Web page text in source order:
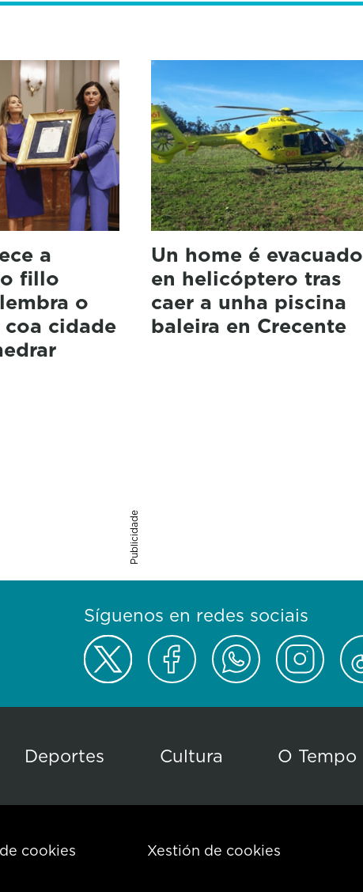
a
fillo
o
cidade
Un home é evacuado
en helicóptero tras
caer a unha piscina
baleira en Crecente
Publicidade
Síguenos en redes sociais
Deportes Cultura O Tempo
cookies Xestión de cookies